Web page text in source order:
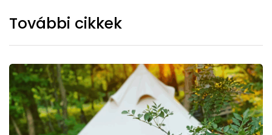
További cikkek